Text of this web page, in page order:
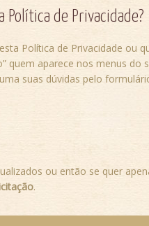
Política de Privacidade?
Política de Privacidade ou
quem aparece nos menus do
suas dúvidas pelo
ou então se quer
.